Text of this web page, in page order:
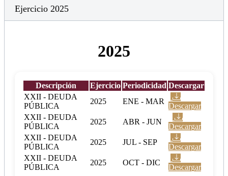
Ejercicio 2025
2025
Descripción Ejercicio Periodicidad Descargar
XXII - DEUDA
PÚBLICA
2025 ENE - MAR
Descargar
XXII - DEUDA
PÚBLICA
2025 ABR - JUN
Descargar
XXII - DEUDA
PÚBLICA
2025 JUL - SEP
Descargar
XXII - DEUDA
PÚBLICA
2025 OCT - DIC
Descargar